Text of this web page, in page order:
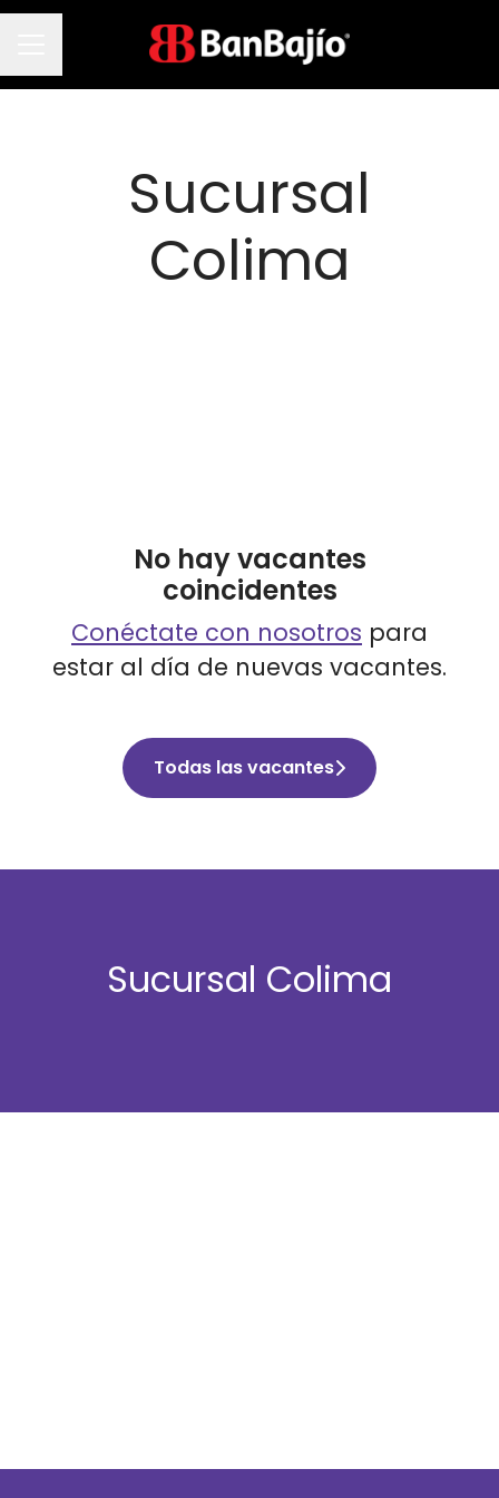
Menú de empleo
Sucursal
Colima
No hay vacantes
coincidentes
Conéctate con nosotros para
estar al día de nuevas vacantes.
Todas las vacantes
Sucursal Colima